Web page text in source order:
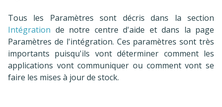
Tous les Paramètres sont décris dans la section
Intégration de notre centre d'aide et dans la page
Paramètres de l'intégration. Ces paramètres sont très
importants puisqu'ils vont déterminer comment les
applications vont communiquer ou comment vont se
faire les mises à jour de stock.